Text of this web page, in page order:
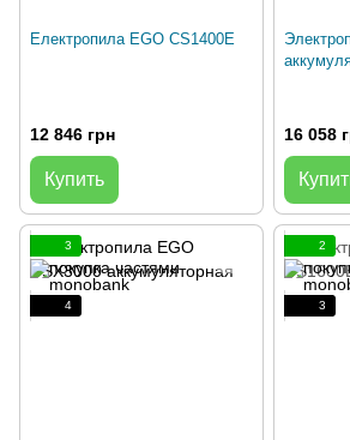
Електропила EGO CS1400E
12 846 грн
Купить
16 058
3
4
2
3